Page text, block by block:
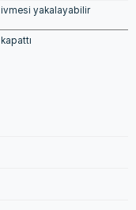
yakalayabilir